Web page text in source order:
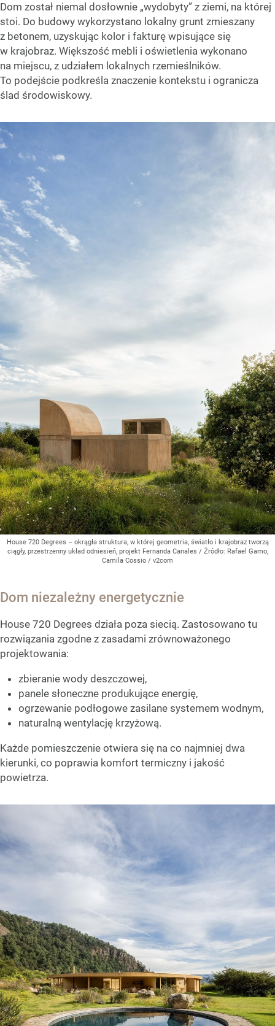
Dom został niemal dosłownie „wydobyty” z ziemi, na której
stoi. Do budowy wykorzystano lokalny grunt zmieszany
z betonem, uzyskując kolor i fakturę wpisujące się
w krajobraz. Większość mebli i oświetlenia wykonano
na miejscu, z udziałem lokalnych rzemieślników.
To podejście podkreśla znaczenie kontekstu i ogranicza
ślad środowiskowy.
House 720 Degrees – okrągła struktura, w której geometria, światło i krajobraz tworzą
ciągły, przestrzenny układ odniesień, projekt Fernanda Canales / Źródło: Rafael Gamo,
Camila Cossio / v2com
Dom niezależny energetycznie
House 720 Degrees działa poza siecią. Zastosowano tu
rozwiązania zgodne z zasadami zrównoważonego
projektowania:
zbieranie wody deszczowej,
panele słoneczne produkujące energię,
ogrzewanie podłogowe zasilane systemem wodnym,
naturalną wentylację krzyżową.
Każde pomieszczenie otwiera się na co najmniej dwa
kierunki, co poprawia komfort termiczny i jakość
powietrza.